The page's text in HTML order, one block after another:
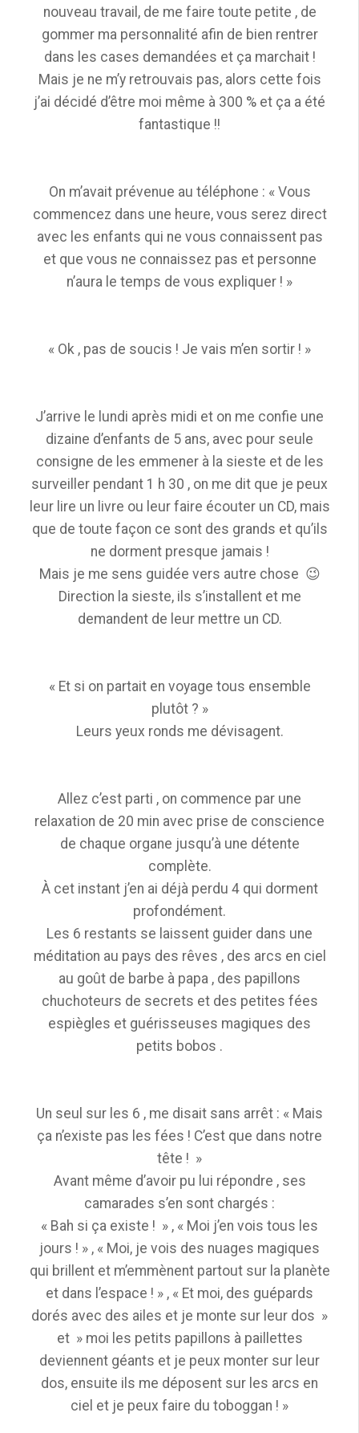
nouveau travail, de me faire toute petite , de
gommer ma personnalité afin de bien rentrer
dans les cases demandées et ça marchait !
Mais je ne m’y retrouvais pas, alors cette fois
j’ai décidé d’être moi même à 300 % et ça a été
fantastique !!
On m’avait prévenue au téléphone : « Vous
commencez dans une heure, vous serez direct
avec les enfants qui ne vous connaissent pas
et que vous ne connaissez pas et personne
n’aura le temps de vous expliquer ! »
« Ok , pas de soucis ! Je vais m’en sortir ! »
J’arrive le lundi après midi et on me confie une
dizaine d’enfants de 5 ans, avec pour seule
consigne de les emmener à la sieste et de les
surveiller pendant 1 h 30 , on me dit que je peux
leur lire un livre ou leur faire écouter un CD, mais
que de toute façon ce sont des grands et qu’ils
ne dorment presque jamais !
Mais je me sens guidée vers autre chose 😉
Direction la sieste, ils s’installent et me
demandent de leur mettre un CD.
« Et si on partait en voyage tous ensemble
plutôt ? »
Leurs yeux ronds me dévisagent.
Allez c’est parti , on commence par une
relaxation de 20 min avec prise de conscience
de chaque organe jusqu’à une détente
complète.
À cet instant j’en ai déjà perdu 4 qui dorment
profondément.
Les 6 restants se laissent guider dans une
méditation au pays des rêves , des arcs en ciel
au goût de barbe à papa , des papillons
chuchoteurs de secrets et des petites fées
espiègles et guérisseuses magiques des
petits bobos .
Un seul sur les 6 , me disait sans arrêt : « Mais
ça n’existe pas les fées ! C’est que dans notre
tête ! »
Avant même d’avoir pu lui répondre , ses
camarades s’en sont chargés :
« Bah si ça existe ! » , « Moi j’en vois tous les
jours ! » , « Moi, je vois des nuages magiques
qui brillent et m’emmènent partout sur la planète
et dans l’espace ! » , « Et moi, des guépards
dorés avec des ailes et je monte sur leur dos »
et » moi les petits papillons à paillettes
deviennent géants et je peux monter sur leur
dos, ensuite ils me déposent sur les arcs en
ciel et je peux faire du toboggan ! »